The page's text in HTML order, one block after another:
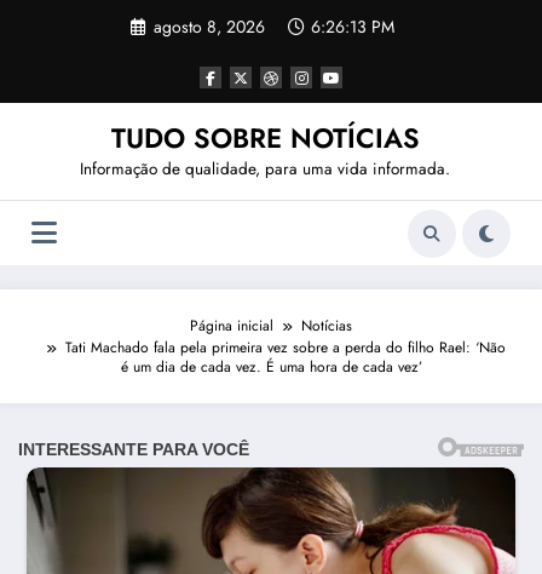
agosto 8, 2026 6:26:15 PM
TUDO SOBRE NOTÍCIAS
Informação de qualidade, para uma vida informada.
Página inicial
Notícias
Tati Machado fala pela primeira vez sobre a perda do filho Rael: ‘Não
é um dia de cada vez. É uma hora de cada vez’